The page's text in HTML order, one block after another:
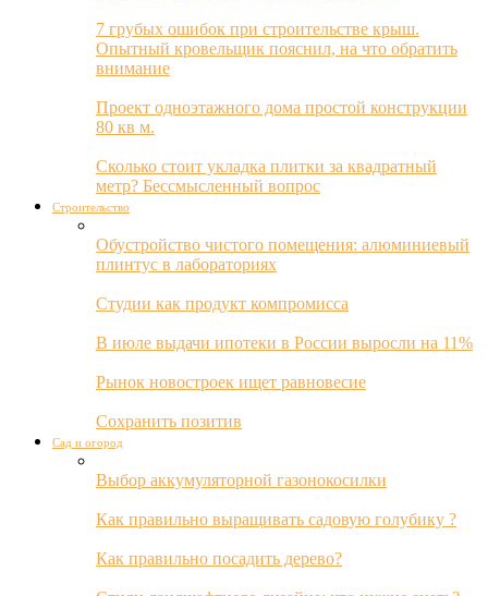
7 грубых ошибок при строительстве крыш.
Опытный кровельщик пояснил, на что обратить
внимание
Проект одноэтажного дома простой конструкции
80 кв м.
Сколько стоит укладка плитки за квадратный
метр? Бессмысленный вопрос
Строительство
Обустройство чистого помещения: алюминиевый
плинтус в лабораториях
Студии как продукт компромисса
В июле выдачи ипотеки в России выросли на 11%
Рынок новостроек ищет равновесие
Сохранить позитив
Сад и огород
Выбор аккумуляторной газонокосилки
Как правильно выращивать садовую голубику ?
Как правильно посадить дерево?